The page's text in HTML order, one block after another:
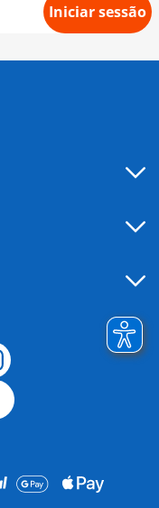
Iniciar sessão